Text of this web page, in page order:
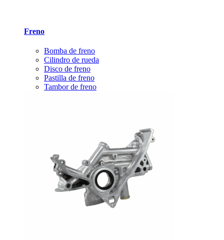
Freno
Bomba de freno
Cilindro de rueda
Disco de freno
Pastilla de freno
Tambor de freno